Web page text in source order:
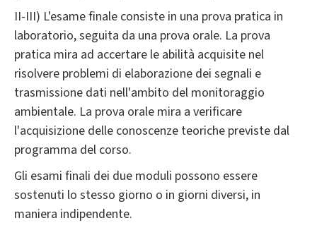
II-III) L'esame finale consiste in una prova pratica in
laboratorio, seguita da una prova orale. La prova
pratica mira ad accertare le abilità acquisite nel
risolvere problemi di elaborazione dei segnali e
trasmissione dati nell'ambito del monitoraggio
ambientale. La prova orale mira a verificare
l'acquisizione delle conoscenze teoriche previste dal
programma del corso.
Gli esami finali dei due moduli possono essere
sostenuti lo stesso giorno o in giorni diversi, in
maniera indipendente.